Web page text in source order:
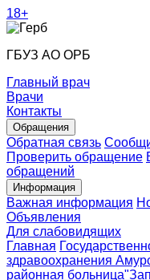
18+
ГБУЗ АО ОРБ
Главный врач
Врачи
Контакты
Обращения
Обратная связь
Проверить обращение
обращений
Информация
Важная информация
Объявления
Для слабовидящих
Главная
здравоохранения
районная больница"